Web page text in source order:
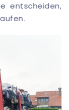
entscheiden,